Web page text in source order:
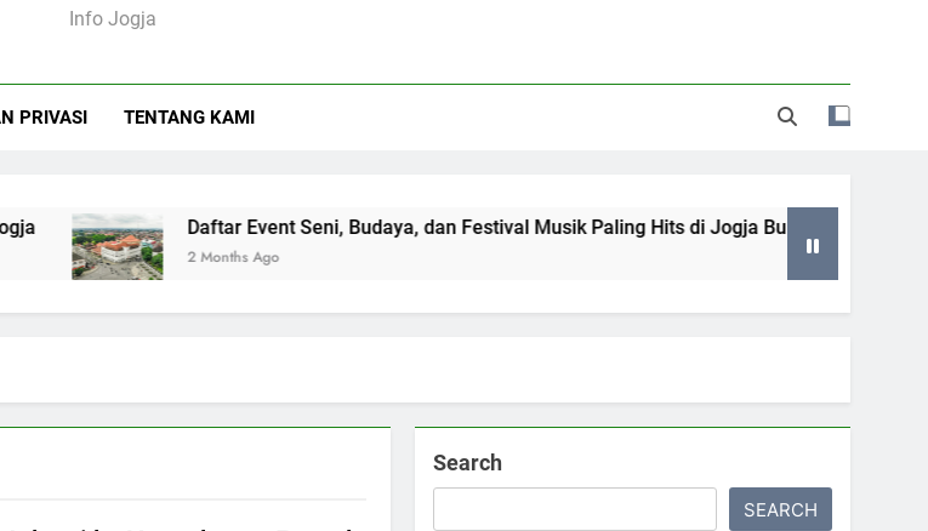
Info Jogja
PRIVASI TENTANG KAMI
Daftar Event Seni, Budaya, dan Festival Musik Paling Hits di Jogja Bulan Juni hingga Juli
2 Months Ago
Search
SEARCH